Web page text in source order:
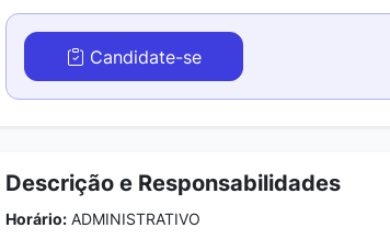
Candidate-se
Descrição e Responsabilidades
Horário: ADMINISTRATIVO